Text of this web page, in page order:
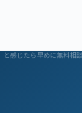
対応エリア 初
感じたら早めに無料相